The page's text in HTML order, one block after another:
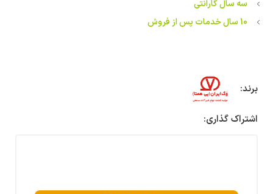
سه سال گارانتی
10 سال خدمات پس از فروش
برند:
اشتراک گذاری: